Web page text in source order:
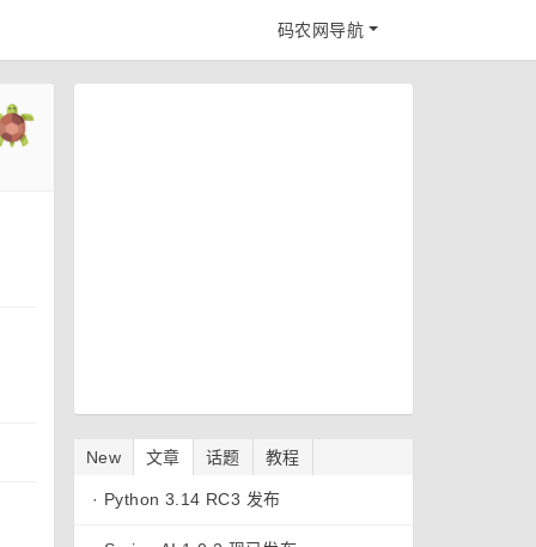
码农网导航
New 文章 话题 教程
· Python 3.14 RC3 发布